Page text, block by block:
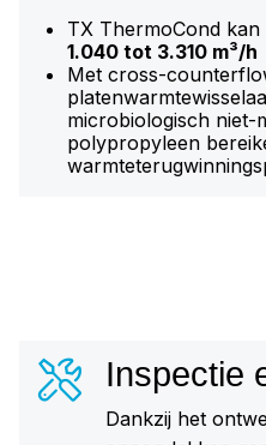
TX ThermoCond
1.040 tot 3.310 m³/h
Met cross-
microbiologisch niet-
polypropyleen
Inspectie
Dankzij het